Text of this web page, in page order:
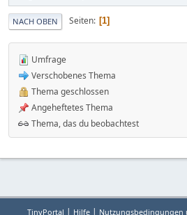
NACH OBEN Seiten 1
Umfrage
Verschobenes Thema
Thema geschlossen
Angeheftetes Thema
Thema, das du beobachtest
TinyPortal | Hilfe | Nutzungsbedingungen